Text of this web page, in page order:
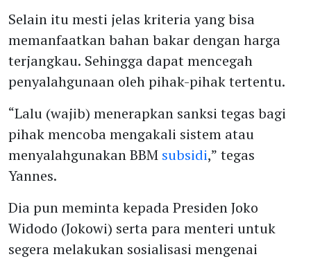
Selain itu mesti jelas kriteria yang bisa
memanfaatkan bahan bakar dengan harga
terjangkau. Sehingga dapat mencegah
penyalahgunaan oleh pihak-pihak tertentu.
“Lalu (wajib) menerapkan sanksi tegas bagi
pihak mencoba mengakali sistem atau
menyalahgunakan BBM subsidi,” tegas
Yannes.
Dia pun meminta kepada Presiden Joko
Widodo (Jokowi) serta para menteri untuk
segera melakukan sosialisasi mengenai